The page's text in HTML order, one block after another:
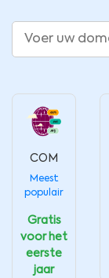
COM
Meest
populair
Gratis
voor het
eerste
jaar